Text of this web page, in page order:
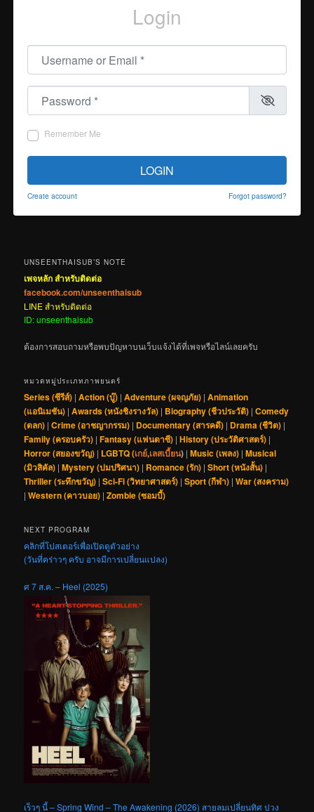
Login
Username or Email
Password
Remember Me
LOGIN
Create account Forgot password?
UNSEENTHAISUB’S NOTE
เพจหลัก สำหรับติดต่อ
facebook.com/unseenthaisub
LINE สำหรับติดต่อ
ID: unseenthaisub
ต้องการสอบถามหรือพบปัญหาบนเว็บแจ้งได้ที่เพจหรือไลน์เลยครับ
หมวดหมู่ประเภทภาพยนตร์
Series (ซีรีส์) |Action (บู๊) |Adventure (ผจญภัย) |Animation
(แอนิเมชัน) |Awards (หนังชิงรางวัล) | Biography (ชีวประวัติ) |Comedy
(ตลก) |Crime (อาชญากรรม) | Documentary (สารคดี) | Drama (ชีวิต) |
Family (ครอบครัว) |Fantasy (แฟนตาซี) |History (ประวัติศาสตร์) |
Horror (สยองขวัญ) | LGBTQ (เกย์,เลสเบี้ยน) |Music (เพลง) |Musical
(มิวสิคัล) |Mystery (ปมปริศนา) | Romance (รัก) |Short (หนังสั้น) |
Thriller (ระทึกขวัญ) |Sci-Fi (วิทยาศาสตร์) |Sport (กีฬา) |War (สงคราม)
|Western (คาวบอย) |Zombie (ซอมบี้)
NEXT PROGRAM
คลิกที่โปสเตอร์เพื่อเปิดดูตัวอย่าง
(วันที่คร่าวๆ ครับ อาจมีการเปลี่ยนแปลง)
ศ 7 ส.ค. – Heel (2025)
เร็วๆ นี้ – Spring Wind – The Awakening (2026) สายลมเปลี่ยนทิศ ปวง